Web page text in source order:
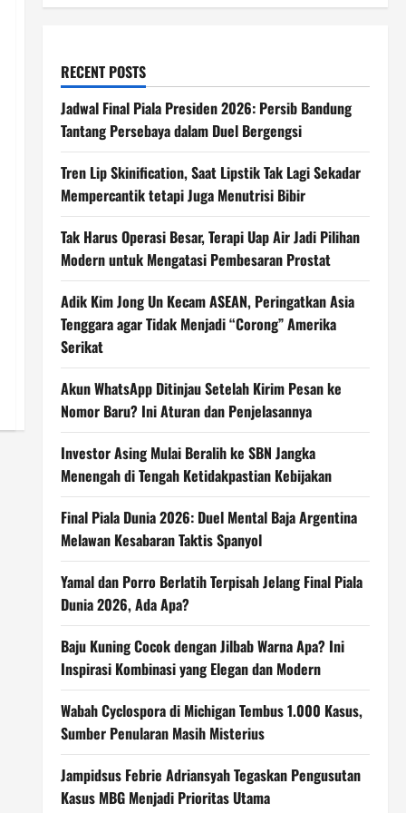
RECENT POSTS
Jadwal Final Piala Presiden 2026: Persib Bandung
Tantang Persebaya dalam Duel Bergengsi
Tren Lip Skinification, Saat Lipstik Tak Lagi Sekadar
Mempercantik tetapi Juga Menutrisi Bibir
Tak Harus Operasi Besar, Terapi Uap Air Jadi Pilihan
Modern untuk Mengatasi Pembesaran Prostat
Adik Kim Jong Un Kecam ASEAN, Peringatkan Asia
Tenggara agar Tidak Menjadi “Corong” Amerika
Serikat
Akun WhatsApp Ditinjau Setelah Kirim Pesan ke
Nomor Baru? Ini Aturan dan Penjelasannya
Investor Asing Mulai Beralih ke SBN Jangka
Menengah di Tengah Ketidakpastian Kebijakan
Final Piala Dunia 2026: Duel Mental Baja Argentina
Melawan Kesabaran Taktis Spanyol
Yamal dan Porro Berlatih Terpisah Jelang Final Piala
Dunia 2026, Ada Apa?
Baju Kuning Cocok dengan Jilbab Warna Apa? Ini
Inspirasi Kombinasi yang Elegan dan Modern
Wabah Cyclospora di Michigan Tembus 1.000 Kasus,
Sumber Penularan Masih Misterius
Jampidsus Febrie Adriansyah Tegaskan Pengusutan
Kasus MBG Menjadi Prioritas Utama